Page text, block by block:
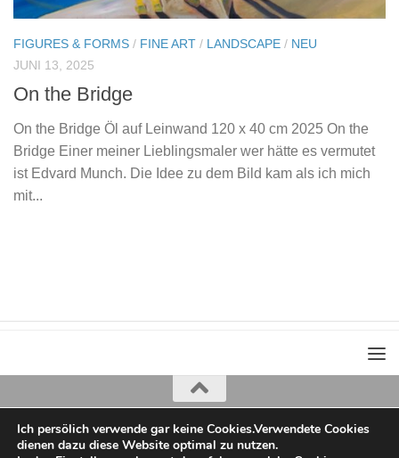
FIGURES & FORMS / FINE ART / LANDSCAPE / NEU
JUNI 13, 2025
On the Bridge
On the Bridge Öl auf Leinwand 120 x 40 cm 2025 On the
Bridge Einer meiner Lieblingsmaler wer hätte es vermutet
ist Edvard Munch. Die Idee zu dem Bild kam als ich mich
mit...
Iris Greiner
copyright 2022
Ich persölich verwende gar keine Cookies.Verwendete Cookies
dienen dazu diese Website optimal zu nutzen.